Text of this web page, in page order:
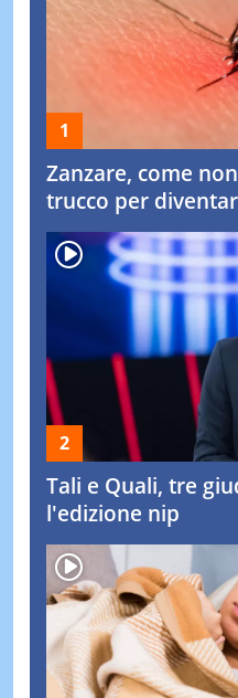
Zanzare, come
trucco per
Tali e Quali, tre
l'edizione nip